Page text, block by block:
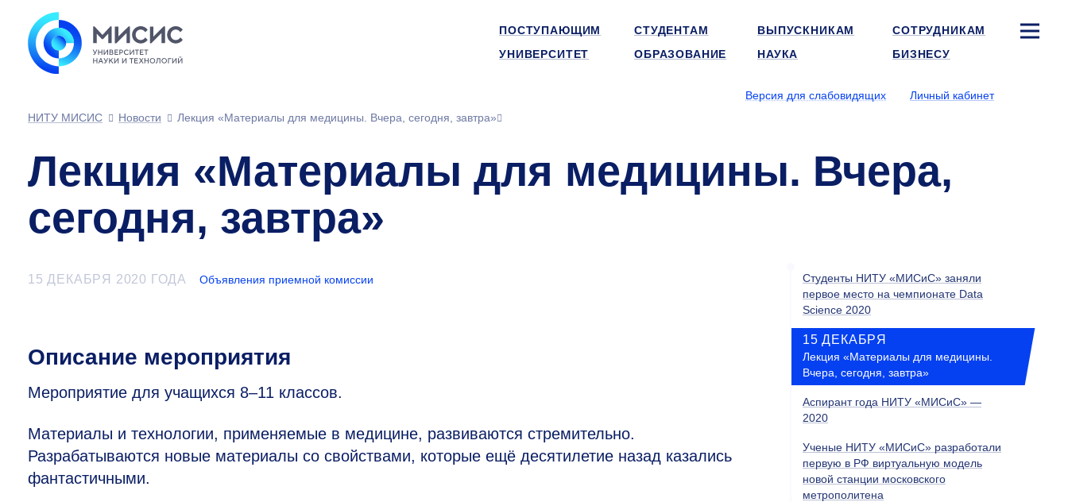
ПОСТУПАЮЩИМ СТУДЕНТАМ ВЫПУСКНИКАМ
СОТРУДНИКАМ
УНИВЕРСИТЕТ
ОБРАЗОВАНИЕ НАУКА БИЗНЕСУ
Версия для слабовидящих
Личный кабинет
НИТУ МИСИС
Новости Лекция «Материалы для медицины. Вчера, сегодня, завтра»
Лекция «Материалы для медицины. Вчера,
сегодня, завтра»
15 ДЕКАБРЯ 2020 ГОДА Объявления приемной комиссии
Описание мероприятия
Мероприятие для учащихся 8–11 классов.
Материалы и технологии, применяемые в медицине, развиваются стремительно.
Разрабатываются новые материалы со свойствами, которые ещё десятилетие назад казались
фантастичными.
Студенты НИТУ «МИСиС» заняли
первое место на чемпионате Data
Science 2020
15 ДЕКАБРЯ
Лекция «Материалы для медицины.
Вчера, сегодня, завтра»
Аспирант года НИТУ «МИСиС» —
2020
Ученые НИТУ «МИСиС» разработали
первую в РФ виртуальную модель
новой станции московского
метрополитена